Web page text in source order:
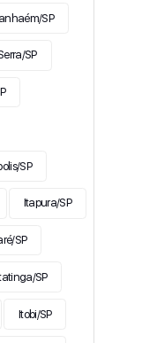
SP
SP
SP
Itapura/SP
SP
SP
Itobi/SP